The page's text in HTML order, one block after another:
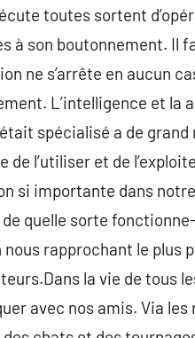
toutes sortent
à son boutonnement. Il
ne s’arrête en aucun
L’intelligence et la
était spécialisé a de
de l’utiliser et de
si importante dans
quelle sorte
rapprochant le plus
la vie de tous
avec nos amis. Via